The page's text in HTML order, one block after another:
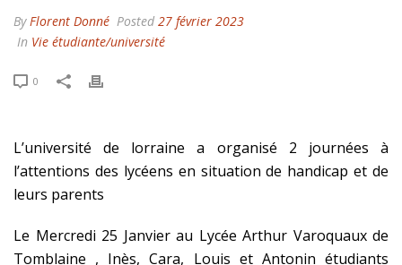
ByFlorent Donné Posted 27 février 2023
In Vie étudiante/université
0
L’université de lorraine a organisé 2 journées à
l’attentions des lycéens en situation de handicap et de
leurs parents
Le Mercredi 25 Janvier au Lycée Arthur Varoquaux de
Tomblaine , Inès, Cara, Louis et Antonin étudiants